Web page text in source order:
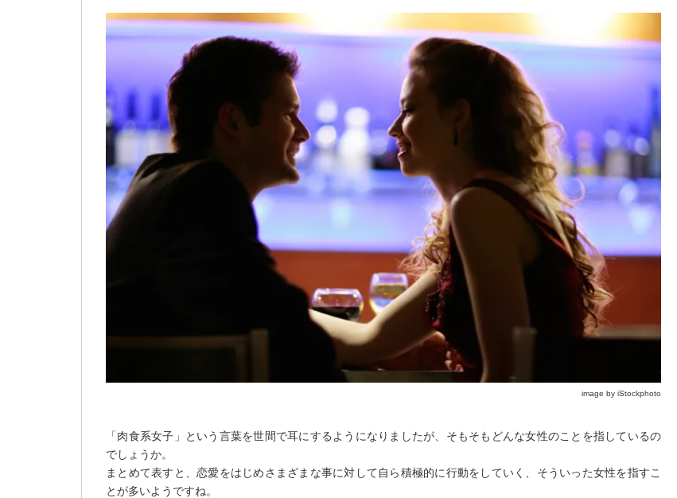
image by iStockphoto
「肉食系女子」という言葉を世間で耳にするようになりましたが、そもそもどんな女性のことを指しているの
でしょうか。
まとめて表すと、恋愛をはじめさまざまな事に対して自ら積極的に行動をしていく、そういった女性を指すこ
とが多いようですね。